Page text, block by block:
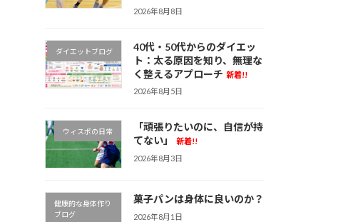
2026年8月8日
ダイエットブログ
40代・50代からのダイエッ
ト：太る原因を知り、無理な
く整えるアプローチ 新着!!
2026年8月5日
ウィスポの日常
「頑張りたいのに、自信が持
てない」
新着!!
2026年8月3日
健康的な身体作り
ブログ
菓子パンは身体に良いのか？
2026年8月1日